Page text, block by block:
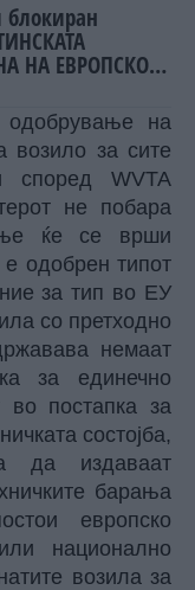
НА ЕВРОПСКОТО
одобрување на
возило за сите
според WVTA
не побара
ќе се врши
одобрен типот
за тип во ЕУ
со претходно
немаат
за единечно
постапка за
состојба,
да издаваат
барања
европско
национално
возила за